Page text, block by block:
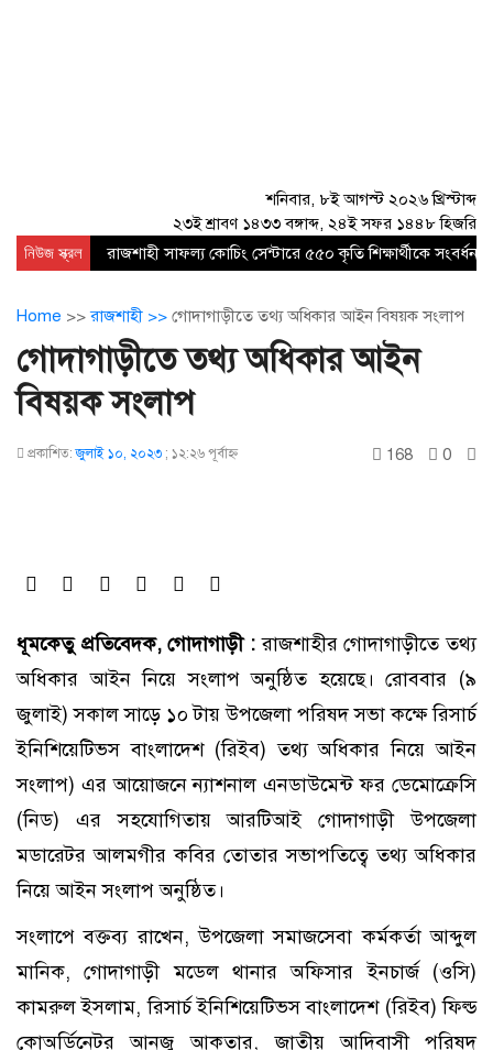
শনিবার, ৮ই আগস্ট ২০২৬ খ্রিস্টাব্দ
২৩ই শ্রাবণ ১৪৩৩ বঙ্গাব্দ, ২৪ই সফর ১৪৪৮ হিজরি
নিউজ স্ক্রল রাজশাহী সাফল্য কোচিং সেন্টারে ৫৫০ কৃতি শিক্ষার্থীকে সংবর্ধনা
Home >>রাজশাহী >> গোদাগাড়ীতে তথ্য অধিকার আইন বিষয়ক সংলাপ
গোদাগাড়ীতে তথ্য অধিকার আইন
বিষয়ক সংলাপ
প্রকাশিত:জুলাই ১০, ২০২৩ ; ১২:২৬ পূর্বাহ্ণ 168 0
ধূমকেতু প্রতিবেদক, গোদাগাড়ী :রাজশাহীর গোদাগাড়ীতে তথ্য
অধিকার আইন নিয়ে সংলাপ অনুষ্ঠিত হয়েছে। রোববার (৯
জুলাই) সকাল সাড়ে ১০ টায় উপজেলা পরিষদ সভা কক্ষে রিসার্চ
ইনিশিয়েটিভস বাংলাদেশ (রিইব) তথ্য অধিকার নিয়ে আইন
সংলাপ) এর আয়োজনে ন্যাশনাল এনডাউমেন্ট ফর ডেমোক্রেসি
(নিড) এর সহযোগিতায় আরটিআই গোদাগাড়ী উপজেলা
মডারেটর আলমগীর কবির তোতার সভাপতিত্বে তথ্য অধিকার
নিয়ে আইন সংলাপ অনুষ্ঠিত।
সংলাপে বক্তব্য রাখেন, উপজেলা সমাজসেবা কর্মকর্তা আব্দুল
মানিক, গোদাগাড়ী মডেল থানার অফিসার ইনচার্জ (ওসি)
কামরুল ইসলাম, রিসার্চ ইনিশিয়েটিভস বাংলাদেশ (রিইব) ফিল্ড
কোঅর্ডিনেটর আনজু আকতার, জাতীয় আদিবাসী পরিষদ